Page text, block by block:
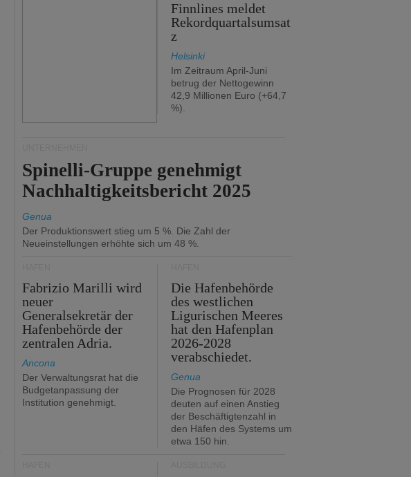
Finnlines meldet
Rekordquartalsumsat
z
Helsinki
Im Zeitraum April-Juni
betrug der Nettogewinn
42,9 Millionen Euro (+64,7
%).
Spinelli-Gruppe genehmigt
Nachhaltigkeitsbericht 2025
Genua
Der Produktionswert stieg um 5 %. Die Zahl der
Neueinstellungen erhöhte sich um 48 %.
Fabrizio Marilli wird
neuer
Generalsekretär der
Hafenbehörde der
zentralen Adria.
Ancona
Der Verwaltungsrat hat die
Budgetanpassung der
Institution genehmigt.
Die Hafenbehörde
des westlichen
Ligurischen Meeres
hat den Hafenplan
2026-2028
verabschiedet.
Genua
Die Prognosen für 2028
deuten auf einen Anstieg
der Beschäftigtenzahl in
den Häfen des Systems um
etwa 150 hin.